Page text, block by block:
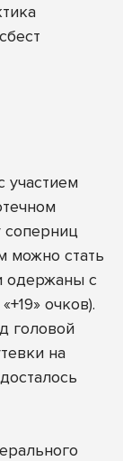
соперниц
можно стать
одержаны с
очков).
головой
на